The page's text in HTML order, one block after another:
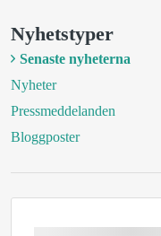
Nyhetstyper
Senaste nyheterna
Nyheter
Pressmeddelanden
Bloggposter